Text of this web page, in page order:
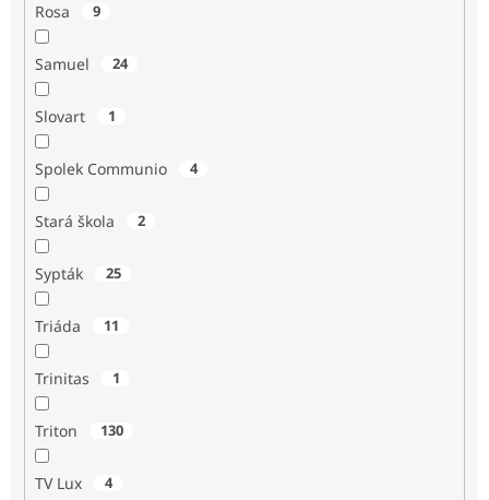
Rosa 9
Samuel 24
Slovart 1
Spolek Communio 4
Stará škola 2
Sypták 25
Triáda 11
Trinitas 1
Triton 130
TV Lux 4